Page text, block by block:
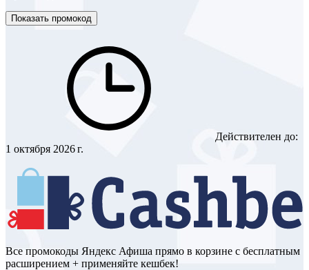
Показать промокод
Действителен до:
1 октября 2026 г.
Все промокоды Яндекс Афиша прямо в корзине с бесплатным
расширением + применяйте кешбек!